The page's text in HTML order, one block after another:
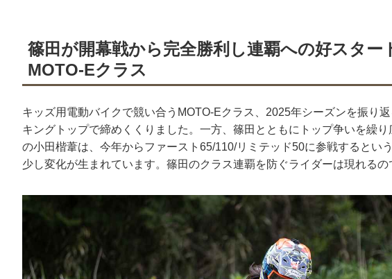
篠田が開幕戦から完全勝利し連覇への好スター
MOTO-Eクラス
キッズ用電動バイクで競い合うMOTO-Eクラス、2025年シーズンを振り
キングトップで締めくくりました。一方、篠田とともにトップ争いを繰
の小田楷葦は、今年からファースト65/110/リミテッド50に参戦するとい
少し変化が生まれています。篠田のクラス連覇を防ぐライダーは現れるの